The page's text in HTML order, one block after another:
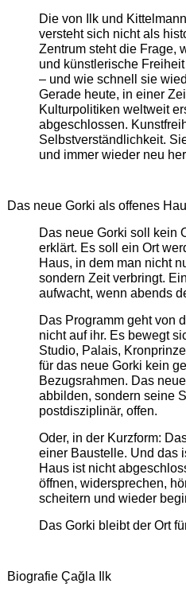
Die von Ilk und
versteht sich nicht als
Zentrum steht die Frage,
und künstlerische
– und wie schnell sie
Gerade heute, in einer
Kulturpolitiken weltweit
abgeschlossen.
Selbstverständlichkeit.
und immer wieder neu
Das neue Gorki als offenes
Das neue Gorki soll kein
erklärt. Es soll ein Ort
Haus, in dem man nicht
sondern Zeit verbringt.
aufwacht, wenn abends
Das Programm geht von
nicht auf ihr. Es bewegt
Studio, Palais,
für das neue Gorki kein
Bezugsrahmen. Das
abbilden, sondern seine
postdisziplinär, offen.
Oder, in der Kurzform:
einer Baustelle. Und das
Haus ist nicht
öffnen, widersprechen,
scheitern und wieder
Das Gorki bleibt der Ort
Biografie Çağla Ilk